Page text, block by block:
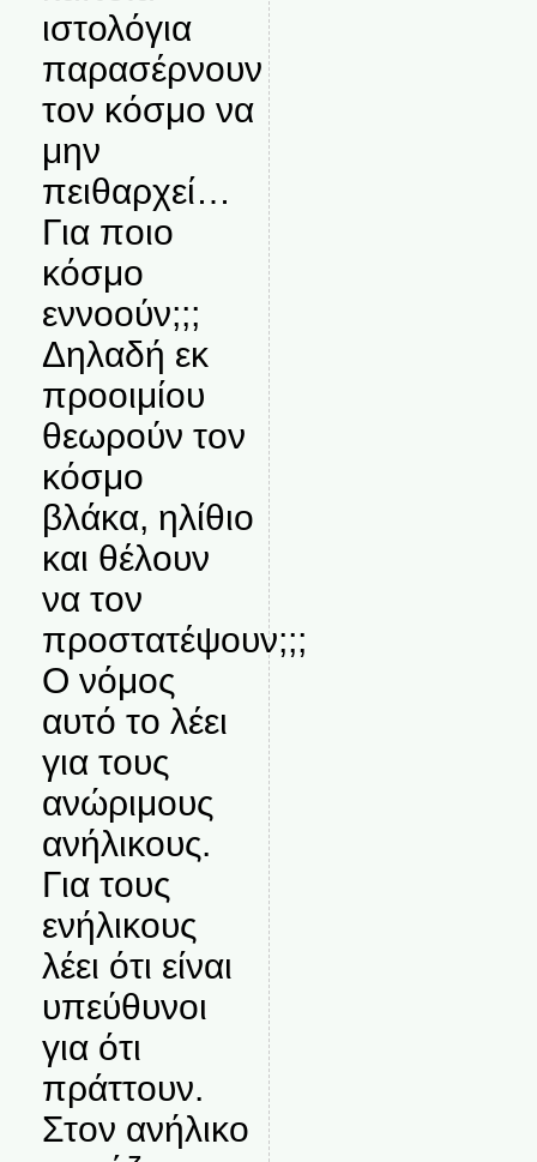
ιστολόγια
παρασέρνουν
τον κόσμο να
μην
πειθαρχεί…
Για ποιο
κόσμο
εννοούν;;;
Δηλαδή εκ
προοιμίου
θεωρούν τον
κόσμο
βλάκα, ηλίθιο
και θέλουν
να τον
προστατέψουν;;;
Ο νόμος
αυτό το λέει
για τους
ανώριμους
ανήλικους.
Για τους
ενήλικους
λέει ότι είναι
υπεύθυνοι
για ότι
πράττουν.
Στον ανήλικο